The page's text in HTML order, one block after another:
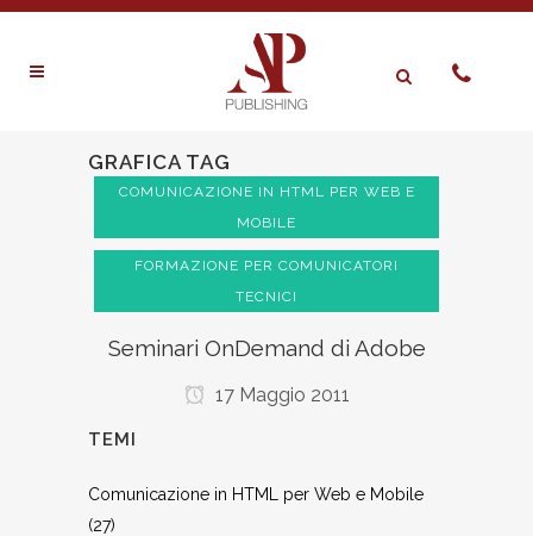
GRAFICA TAG
COMUNICAZIONE IN HTML PER WEB E
MOBILE
FORMAZIONE PER COMUNICATORI
TECNICI
Seminari OnDemand di Adobe
17 Maggio 2011
TEMI
Comunicazione in HTML per Web e Mobile
(27)